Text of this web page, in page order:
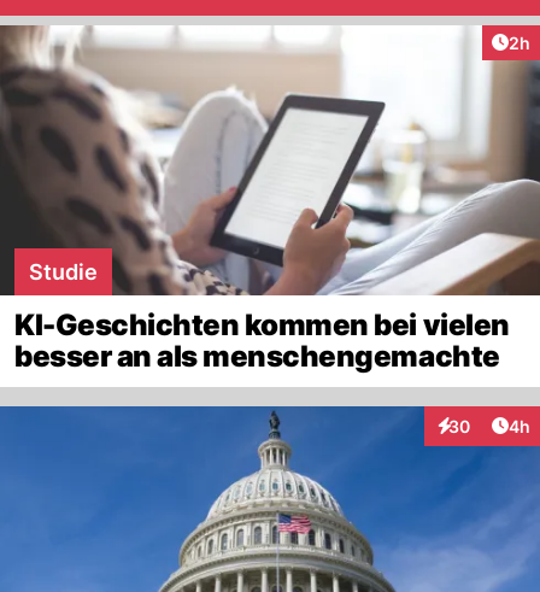
2h
Studie
KI-Geschichten kommen bei vielen
besser an als menschengemachte
30
Interaktionen
4h